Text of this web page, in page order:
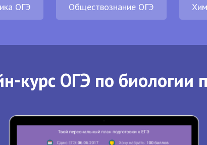
ОГЭ Обществознание ОГЭ
курс ОГЭ по биологии